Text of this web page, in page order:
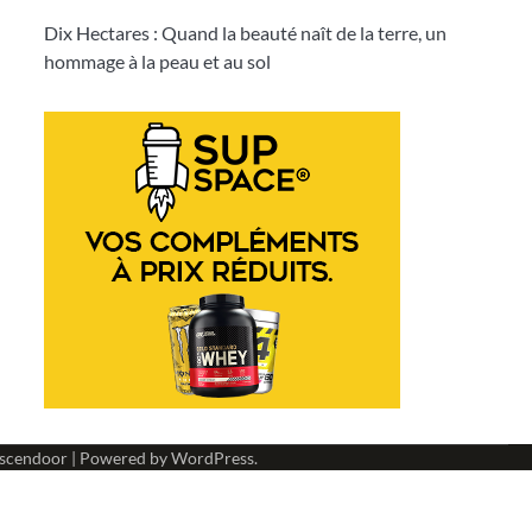
Dix Hectares : Quand la beauté naît de la terre, un
hommage à la peau et au sol
| Powered byWordPress.